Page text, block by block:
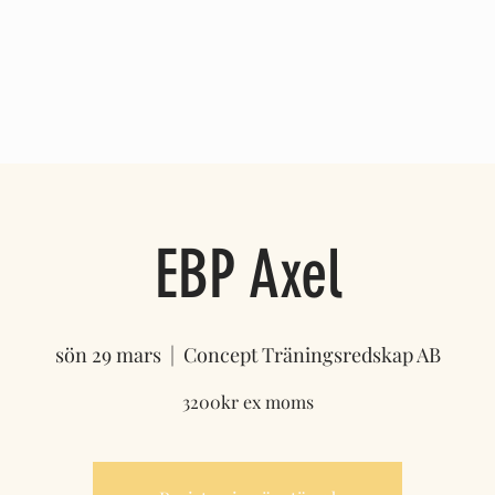
EBP Axel
sön 29 mars
  |
Concept Träningsredskap AB
3200kr ex moms